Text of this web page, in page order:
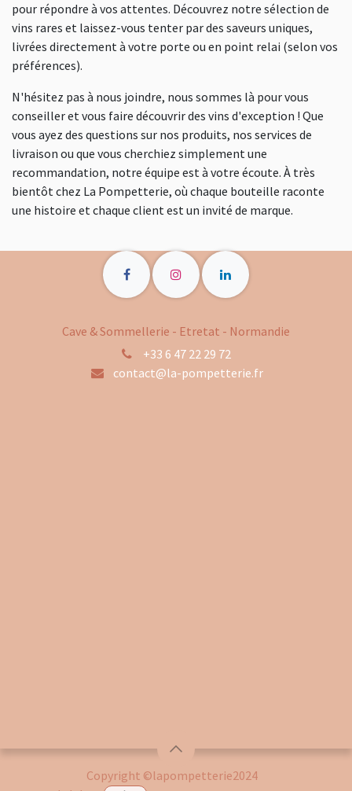
pour répondre à vos attentes. Découvrez notre sélection de
vins rares et laissez-vous tenter par des saveurs uniques,
livrées directement à votre porte ou en point relai (selon vos
préférences).
N'hésitez pas à nous joindre, nous sommes là pour vous
conseiller et vous faire découvrir des vins d'exception ! Que
vous ayez des questions sur nos produits, nos services de
livraison ou que vous cherchiez simplement une
recommandation, notre équipe est à votre écoute. À très
bientôt chez La Pompetterie, où chaque bouteille raconte
une histoire et chaque client est un invité de marque.
Cave & Sommellerie - Etretat - Normandie
+33 6 47 22 29 72
contact@la-pompetterie.fr
Copyright ©lapompetterie2024